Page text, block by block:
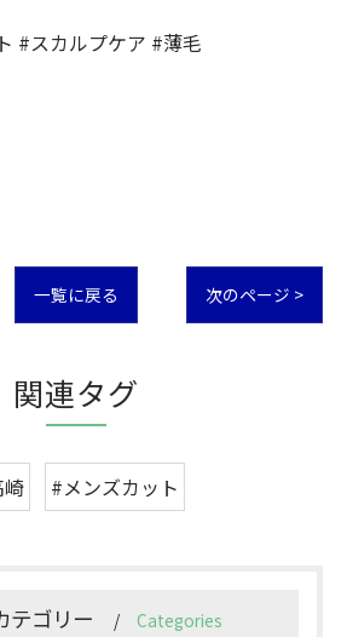
#スカルプケア #薄毛
一覧に戻る 次のページ >
関連タグ
#メンズカット
テゴリー Categories